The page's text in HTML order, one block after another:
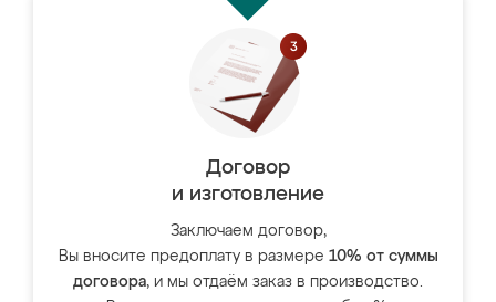
Договор
и изготовление
Заключаем договор,
Вы вносите предоплату в размере 10% от суммы
договора, и мы отдаём заказ в производство.